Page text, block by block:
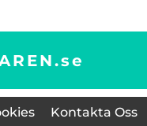
se
Kontakta Oss